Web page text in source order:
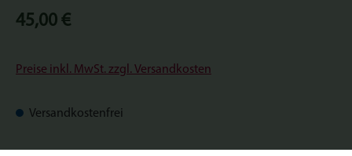
Regulärer Preis:
45,00 €
Preise inkl. MwSt. zzgl. Versandkosten
Versandkostenfrei